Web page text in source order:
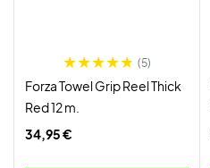
(5)
Forza Towel Grip Reel Thick
Red 12 m.
34,95 €